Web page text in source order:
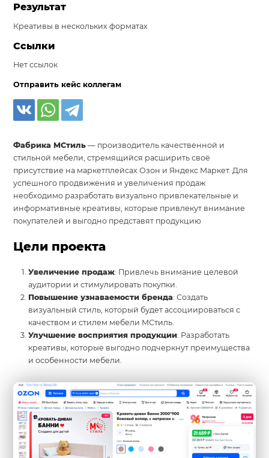
Контакты
Результат
Креативы в нескольких форматах
Ссылки
Нет ссылок
Отправить кейс коллегам
Фабрика МСтиль — производитель качественной и
стильной мебели, стремящийся расширить своё
присутствие на маркетплейсах Озон и Яндекс Маркет. Для
успешного продвижения и увеличения продаж
необходимо разработать визуально привлекательные и
информативные креативы, которые привлекут внимание
покупателей и выгодно представят продукцию
Цели проекта
Увеличение продаж: Привлечь внимание целевой
аудитории и стимулировать покупки.
Повышение узнаваемости бренда: Создать
визуальный стиль, который будет ассоциироваться с
качеством и стилем мебели МСтиль.
Улучшение восприятия продукции: Разработать
креативы, которые выгодно подчеркнут преимущества
и особенности мебели.